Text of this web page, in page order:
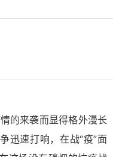
来袭而显得格外漫长
迅速打响，在战“疫”面